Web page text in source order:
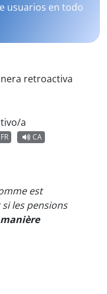
usuarios en todo
retroactiva
a
FR CA
est
les pensions